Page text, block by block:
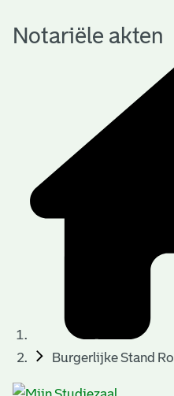
r
n
a
'
Notariële akten
Burgerlijke Stand